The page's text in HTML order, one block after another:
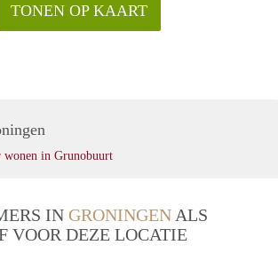
TONEN OP KAART
in Grunobuurt
IN GRONINGEN ALS
VOOR DEZE LOCATIE